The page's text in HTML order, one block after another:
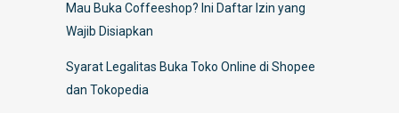
Mau Buka Coffeeshop? Ini Daftar Izin yang
Wajib Disiapkan
Syarat Legalitas Buka Toko Online di Shopee
dan Tokopedia